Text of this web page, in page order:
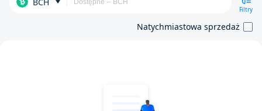
Filtry
Natychmiastowa sprzedaż